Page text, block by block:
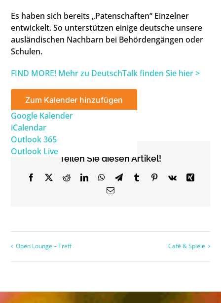
Es haben sich bereits „Patenschaften“ Einzelner
entwickelt. So unterstützen einige deutsche unsere
ausländischen Nachbarn bei Behördengängen oder
Schulen.
FIND MORE! Mehr zu DeutschTalk finden Sie hier >
Zum Kalender hinzufügen
Google Kalender
iCalendar
Outlook 365
Outlook Live
Teilen Sie diesen Artikel!
Facebook
X RedditLinkedInWhatsApp
TelegramTumblrPinterest
Vk
Xing
Email
Open Lounge – Treff Cafè & Spiele